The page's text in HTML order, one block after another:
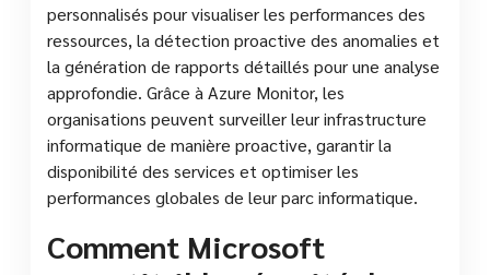
personnalisés pour visualiser les performances des
ressources, la détection proactive des anomalies et
la génération de rapports détaillés pour une analyse
approfondie. Grâce à Azure Monitor, les
organisations peuvent surveiller leur infrastructure
informatique de manière proactive, garantir la
disponibilité des services et optimiser les
performances globales de leur parc informatique.
Comment Microsoft